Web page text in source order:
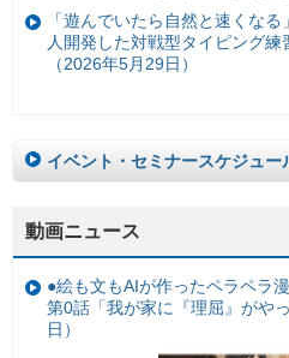
「遊んでいたら自然と速くな
人開発した対戦型タイピング練
（2026年5月29日）
イベント・セミナースケジュー
動画ニュース
●絵も文もAIが作ったペラペラ
第0話「我が家に『理屈』がや
日）